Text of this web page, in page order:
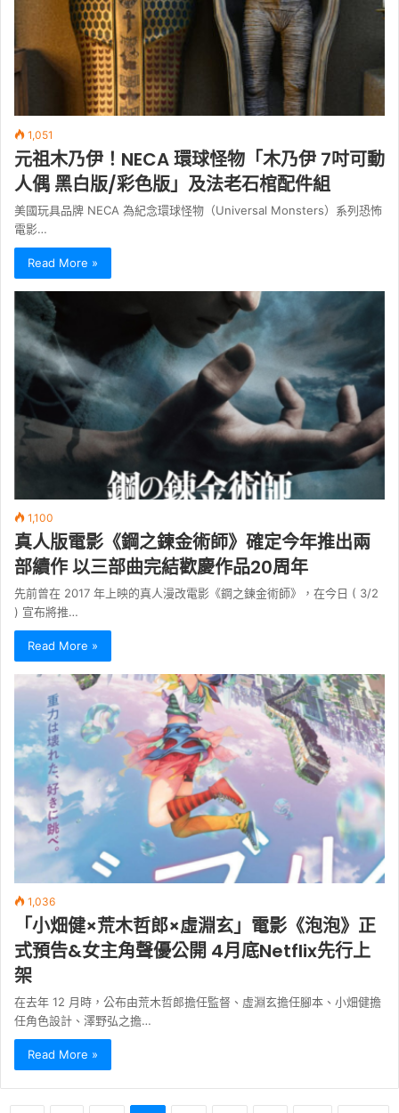
1,051
元祖木乃伊！NECA 環球怪物「木乃伊 7吋可動
人偶 黑白版/彩色版」及法老石棺配件組
美國玩具品牌 NECA 為紀念環球怪物（Universal Monsters）系列恐怖
電影…
Read More »
1,100
真人版電影《鋼之鍊金術師》確定今年推出兩
部續作 以三部曲完結歡慶作品20周年
先前曾在 2017 年上映的真人漫改電影《鋼之鍊金術師》，在今日 ( 3/2
) 宣布將推…
Read More »
1,036
「小畑健×荒木哲郎×虛淵玄」電影《泡泡》正
式預告&女主角聲優公開 4月底Netflix先行上
架
在去年 12 月時，公布由荒木哲郎擔任監督、虛淵玄擔任腳本、小畑健擔
任角色設計、澤野弘之擔…
Read More »